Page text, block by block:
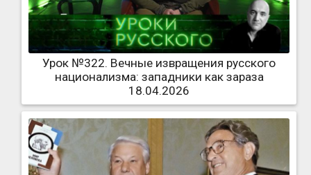
Урок №322. Вечные извращения русского
национализма: западники как зараза
18.04.2026